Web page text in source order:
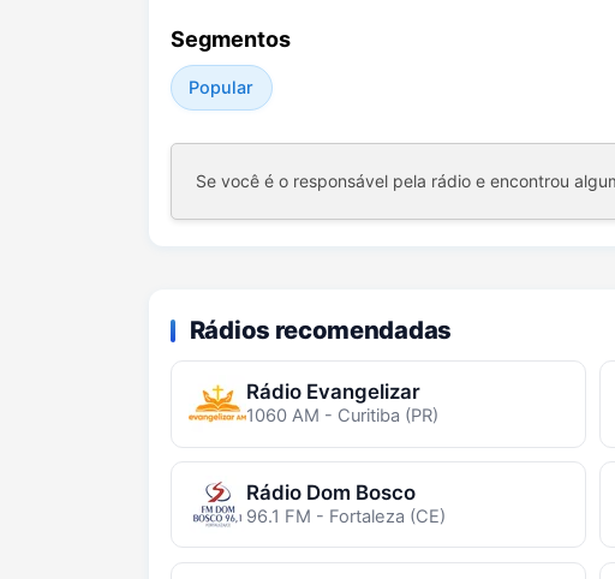
Segmentos
Popular
Se você é o responsável pela rádio e encontrou
Rádios recomendadas
Rádio Evangelizar
1060 AM - Curitiba (PR)
Rádio Dom Bosco
96.1 FM - Fortaleza (CE)